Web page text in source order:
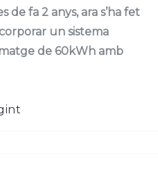
de fa 2 anys, ara s’ha fet
un sistema
de 60kWh amb